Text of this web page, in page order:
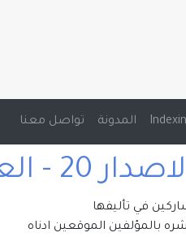
المدونة تواصل معنا
1 , 2024
في تأليفها
بالمؤلفين الموقعين ادناه